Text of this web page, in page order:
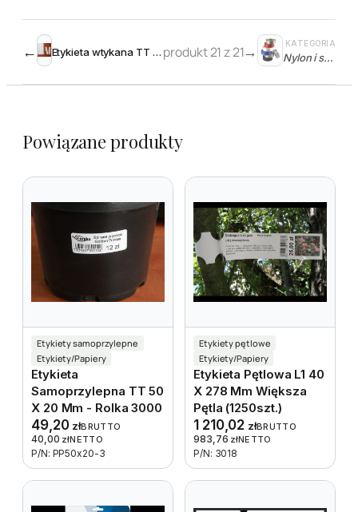
← Etykieta wtykana TT 23 x 115 mm – rolka 2000szt. produkt 21 z 21 KATEGORIA
Nylon i satyna
→
Powiązane produkty
Etykiety samoprzylepne
Etykiety/Papiery
Etykieta
Samoprzylepna TT 50
X 20 Mm - Rolka 3000
49,20 złBRUTTO
40,00 złNETTO
P/N: PP50x20-3
Etykiety pętlowe
Etykiety/Papiery
Etykieta Pętlowa L1 40
X 278 Mm Większa
Pętla (1250szt.)
1 210,02 złBRUTTO
983,76 złNETTO
P/N: 3018